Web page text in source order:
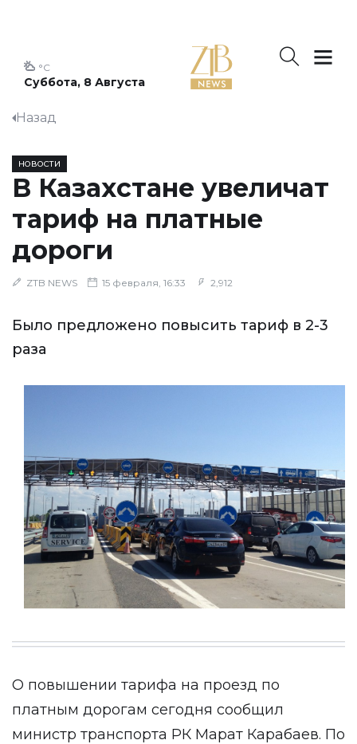
Суббота, 8 Августа
°C
Назад
НОВОСТИ
В Казахстане увеличат
тариф на платные
дороги
ZTB NEWS 15 февраля, 16:33 2,912
Было предложено повысить тариф в 2-3
раза
О повышении тарифа на проезд по
платным дорогам сегодня сообщил
министр транспорта РК Марат Карабаев. По